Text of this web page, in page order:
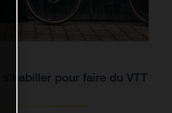
s’habiller pour faire du VTT